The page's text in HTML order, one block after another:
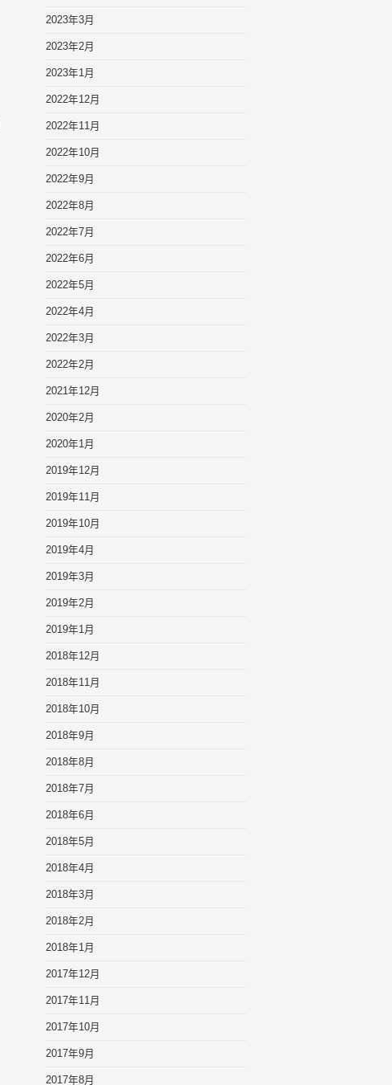
2023年3月
2023年2月
2023年1月
2022年12月
2022年11月
2022年10月
2022年9月
2022年8月
2022年7月
2022年6月
2022年5月
2022年4月
2022年3月
2022年2月
2021年12月
2020年2月
2020年1月
2019年12月
2019年11月
2019年10月
2019年4月
2019年3月
2019年2月
2019年1月
2018年12月
2018年11月
2018年10月
2018年9月
2018年8月
2018年7月
2018年6月
2018年5月
2018年4月
2018年3月
2018年2月
2018年1月
2017年12月
2017年11月
2017年10月
2017年9月
2017年8月